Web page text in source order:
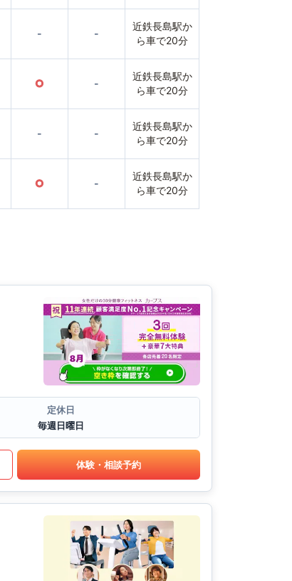
- -
近鉄長島駅か
ら車で20分
○ -
近鉄長島駅か
ら車で20分
- -
近鉄長島駅か
ら車で20分
○ -
近鉄長島駅か
ら車で20分
定休日
毎週日曜日
体験・相談予約